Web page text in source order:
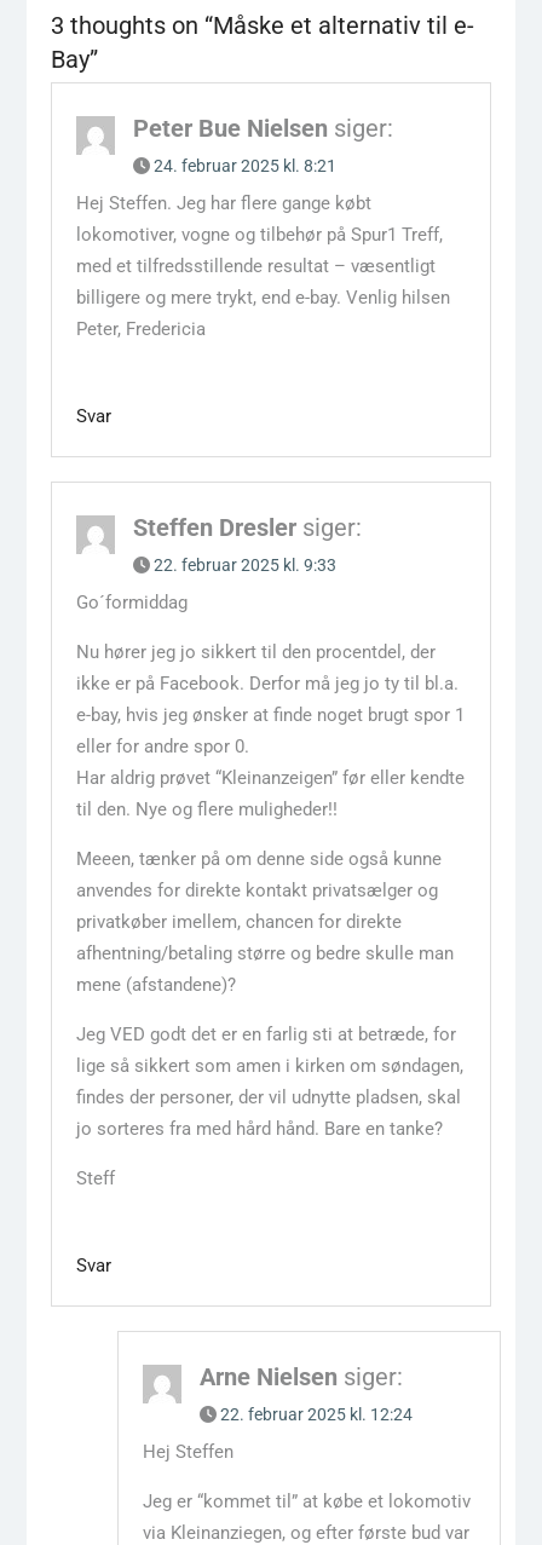
3 thoughts on “Måske et alternativ til e-
Bay”
Peter Bue Nielsen siger:
24. februar 2025 kl. 8:21
Hej Steffen. Jeg har flere gange købt
lokomotiver, vogne og tilbehør på Spur1 Treff,
med et tilfredsstillende resultat – væsentligt
billigere og mere trykt, end e-bay. Venlig hilsen
Peter, Fredericia
Svar
Steffen Dresler siger:
22. februar 2025 kl. 9:33
Go´formiddag
Nu hører jeg jo sikkert til den procentdel, der
ikke er på Facebook. Derfor må jeg jo ty til bl.a.
e-bay, hvis jeg ønsker at finde noget brugt spor 1
eller for andre spor 0.
Har aldrig prøvet “Kleinanzeigen” før eller kendte
til den. Nye og flere muligheder!!
Meeen, tænker på om denne side også kunne
anvendes for direkte kontakt privatsælger og
privatkøber imellem, chancen for direkte
afhentning/betaling større og bedre skulle man
mene (afstandene)?
Jeg VED godt det er en farlig sti at betræde, for
lige så sikkert som amen i kirken om søndagen,
findes der personer, der vil udnytte pladsen, skal
jo sorteres fra med hård hånd. Bare en tanke?
Steff
Svar
Arne Nielsen siger:
22. februar 2025 kl. 12:24
Hej Steffen
Jeg er “kommet til” at købe et lokomotiv
via Kleinanziegen, og efter første bud var